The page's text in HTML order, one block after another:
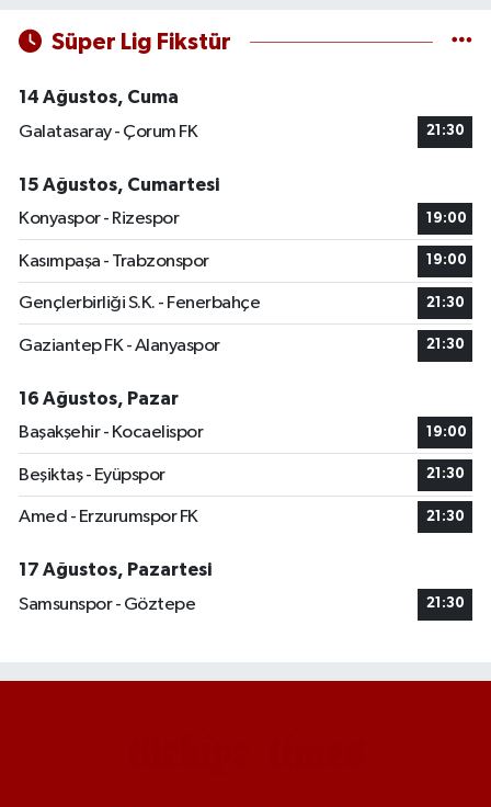
Süper Lig Fikstür
14 Ağustos, Cuma
Galatasaray - Çorum FK
21:30
15 Ağustos, Cumartesi
Konyaspor - Rizespor
19:00
Kasımpaşa - Trabzonspor 19:00
Gençlerbirliği S.K. - Fenerbahçe 21:30
Gaziantep FK - Alanyaspor 21:30
16 Ağustos, Pazar
Başakşehir - Kocaelispor
19:00
Beşiktaş - Eyüpspor 21:30
Amed - Erzurumspor FK 21:30
17 Ağustos, Pazartesi
Samsunspor - Göztepe
21:30